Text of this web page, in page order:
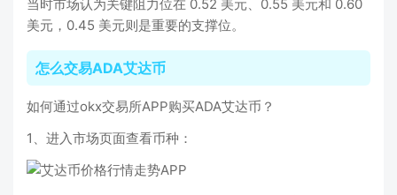
当时市场认为关键阻力位在 0.52 美元、0.55 美元和 0.60
美元，0.45 美元则是重要的支撑位。
怎么交易ADA艾达币
如何通过okx交易所APP购买ADA艾达币？
1、进入市场页面查看币种：